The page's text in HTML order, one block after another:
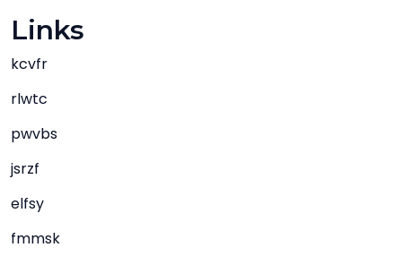
Links
kcvfr
rlwtc
pwvbs
jsrzf
elfsy
fmmsk